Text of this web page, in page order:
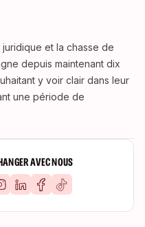
AVEC NOUS
et la chasse de
depuis maintenant dix
y voir clair dans leur
une période de